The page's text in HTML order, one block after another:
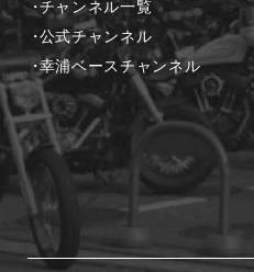
チャンネル一覧
公式チャンネル
幸浦ベースチャンネル